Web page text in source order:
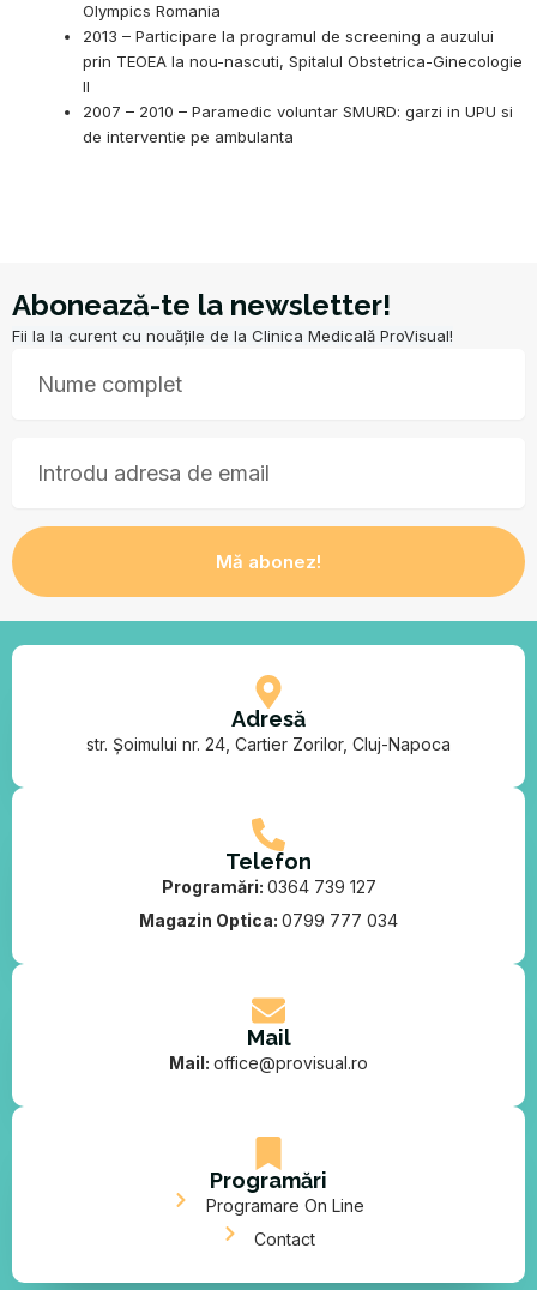
Olympics Romania
2013 – Participare la programul de screening a auzului
prin TEOEA la nou-nascuti, Spitalul Obstetrica-Ginecologie
II
2007 – 2010 – Paramedic voluntar SMURD: garzi in UPU si
de interventie pe ambulanta
Abonează-te la newsletter!
Fii la la curent cu nouățile de la Clinica Medicală ProVisual!
Mă abonez!
Adresă
str. Șoimului nr. 24, Cartier Zorilor, Cluj-Napoca
Telefon
Programări: 0364 739 127
Magazin Optica: 0799 777 034
Mail
Mail: office@provisual.ro
Programări
Programare On Line
Contact